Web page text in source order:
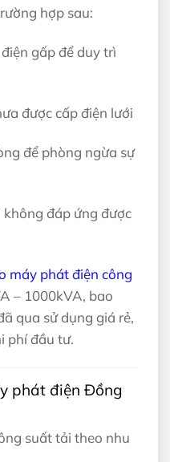
hợp sau:
gấp để duy trì
được cấp điện lưới
để phòng ngừa sự
đáp ứng được
máy phát điện công
– 1000kVA, bao
qua sử dụng giá rẻ,
phí đầu tư.
phát điện Đồng
suất tải theo nhu